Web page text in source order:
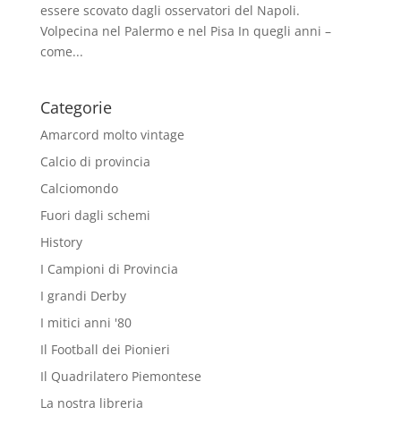
essere scovato dagli osservatori del Napoli.
Volpecina nel Palermo e nel Pisa In quegli anni –
come...
Categorie
Amarcord molto vintage
Calcio di provincia
Calciomondo
Fuori dagli schemi
History
I Campioni di Provincia
I grandi Derby
I mitici anni '80
Il Football dei Pionieri
Il Quadrilatero Piemontese
La nostra libreria